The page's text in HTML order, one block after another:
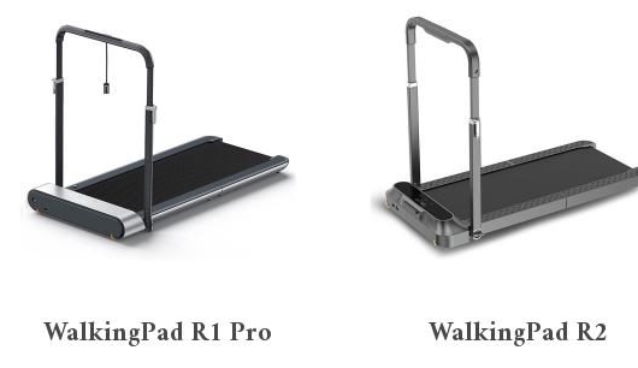
Puissance moteur
1,9 cv et –
2,5 – 2,9 cv
3 – 3,9 cv (13)
WalkingPad R1 Pro WalkingPad R2